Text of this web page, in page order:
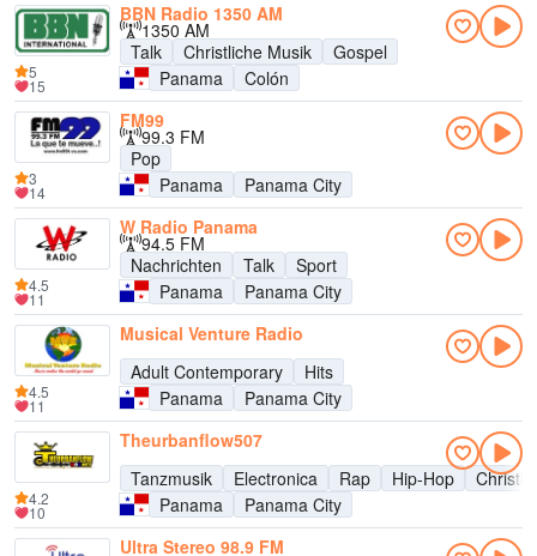
BBN Radio 1350 AM
1350 AM
Talk
Christliche Musik
Gospel
Panama
Colón
5
15
FM99
99.3 FM
Pop
Panama
Panama City
3
14
W Radio Panama
94.5 FM
Nachrichten
Talk
Sport
Panama
Panama City
4.5
11
Musical Venture Radio
Adult Contemporary
Hits
Panama
Panama City
4.5
11
Theurbanflow507
Tanzmusik
Electronica Rap Hip-Hop
Panama
Panama City
4.2
10
Ultra Stereo 98.9 FM